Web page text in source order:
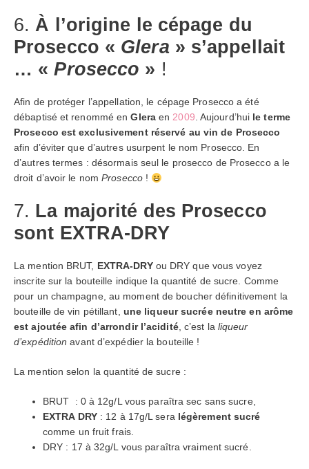
6.À l’origine l e cépage du
Prosecco « Glera» s’appellait
… «Prosecco » !
Afin de protéger l’appellation, le cépage Prosecco a été
débaptisé et renommé enGleraen2009. Aujourd’hui le terme
Prosecco est exclusivement réservé au vin de Prosecco
afin d’éviter que d’autres usurpent le nom Prosecco. En
d’autres termes : désormais seul le prosecco de Prosecco a le
droit d’avoir le nomProsecco!
7. La majorité des Prosecco
sont EXTRA-DRY
La mention BRUT, EXTRA-DRYou DRY que vous voyez
inscrite sur la bouteille indique la quantité de sucre. Comme
pour un champagne, au moment de boucher définitivement la
bouteille de vin pétillant, une liqueur sucrée neutre en arôme
est ajoutée afin d’arrondir l’acidité, c’est la liqueur
d’expédition avant d’expédier la bouteille !
La mention selon la quantité de sucre :
BRUT : 0 à 12g/L vous paraîtra sec sans sucre,
EXTRA DRY: 12 à 17g/L seralégèrement sucré
comme un fruit frais.
DRY : 17 à 32g/L vous paraîtra vraiment sucré.